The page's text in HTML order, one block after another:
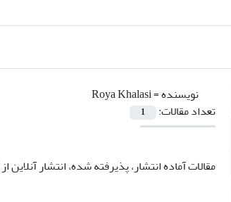
نویسنده =Roya Khalasi
تعداد مقالات:
1
مقالات آماده انتشار، پذیرفته شده، انتشار آنلاین از